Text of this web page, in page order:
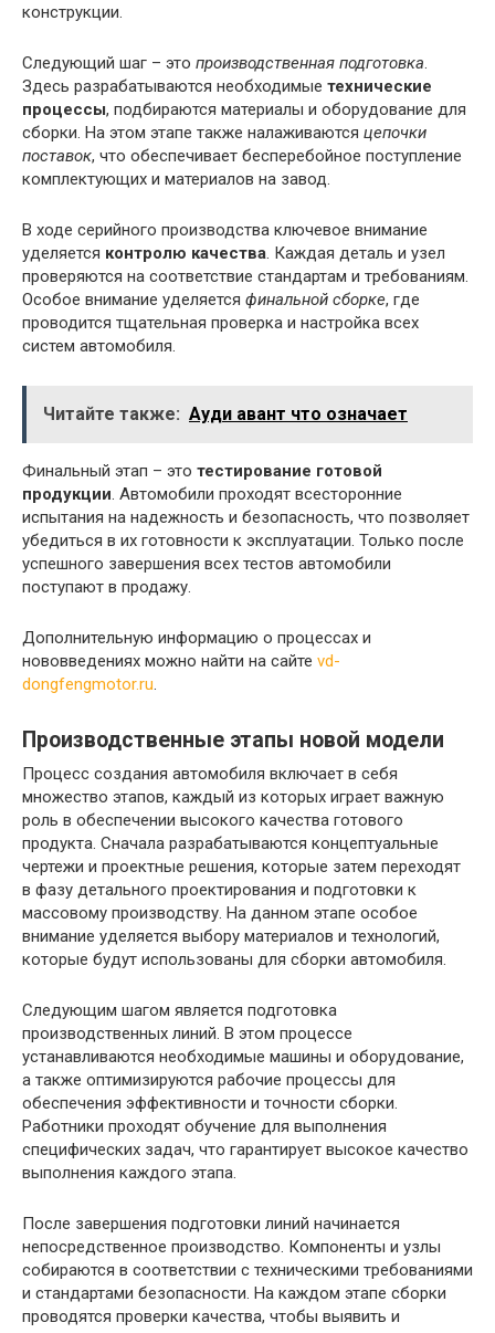
конструкции.
Следующий шаг – это производственная подготовка.
Здесь разрабатываются необходимые технические
процессы, подбираются материалы и оборудование для
сборки. На этом этапе также налаживаются цепочки
поставок, что обеспечивает бесперебойное поступление
комплектующих и материалов на завод.
В ходе серийного производства ключевое внимание
уделяется контролю качества. Каждая деталь и узел
проверяются на соответствие стандартам и требованиям.
Особое внимание уделяется финальной сборке, где
проводится тщательная проверка и настройка всех
систем автомобиля.
Читайте также: Ауди авант что означает
Финальный этап – это тестирование готовой
продукции. Автомобили проходят всесторонние
испытания на надежность и безопасность, что позволяет
убедиться в их готовности к эксплуатации. Только после
успешного завершения всех тестов автомобили
поступают в продажу.
Дополнительную информацию о процессах и
нововведениях можно найти на сайте vd-
dongfengmotor.ru.
Производственные этапы новой модели
Процесс создания автомобиля включает в себя
множество этапов, каждый из которых играет важную
роль в обеспечении высокого качества готового
продукта. Сначала разрабатываются концептуальные
чертежи и проектные решения, которые затем переходят
в фазу детального проектирования и подготовки к
массовому производству. На данном этапе особое
внимание уделяется выбору материалов и технологий,
которые будут использованы для сборки автомобиля.
Следующим шагом является подготовка
производственных линий. В этом процессе
устанавливаются необходимые машины и оборудование,
а также оптимизируются рабочие процессы для
обеспечения эффективности и точности сборки.
Работники проходят обучение для выполнения
специфических задач, что гарантирует высокое качество
выполнения каждого этапа.
После завершения подготовки линий начинается
непосредственное производство. Компоненты и узлы
собираются в соответствии с техническими требованиями
и стандартами безопасности. На каждом этапе сборки
проводятся проверки качества, чтобы выявить и